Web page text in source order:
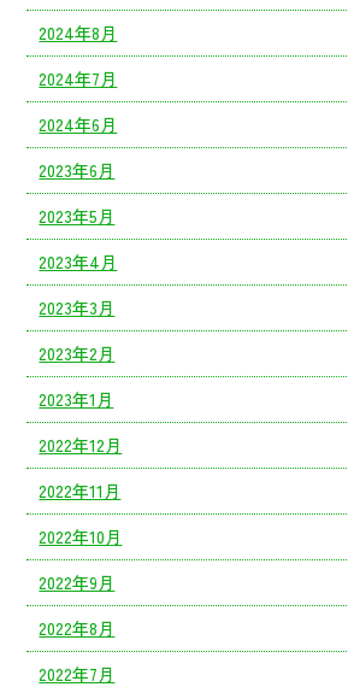
2024年8月
2024年7月
2024年6月
2023年6月
2023年5月
2023年4月
2023年3月
2023年2月
2023年1月
2022年12月
2022年11月
2022年10月
2022年9月
2022年8月
2022年7月